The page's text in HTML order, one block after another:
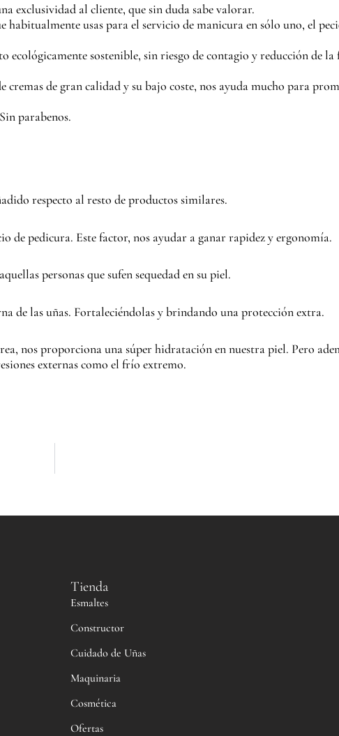
exclusividad al cliente, que sin duda sabe valorar.
usas para el servicio de manicura en sólo uno, el
sostenible, sin riesgo de contagio y reducción de
cremas de gran calidad y su bajo coste, nos ayuda mucho para
parabenos.
respecto al resto de productos similares.
de pedicura. Este factor, nos ayudar a ganar rapidez y ergonomía.
personas que sufen sequedad en su piel.
de las uñas. Fortaleciéndolas y brindando una protección extra.
nos proporciona una súper hidratación en nuestra piel. Pero
externas como el frío extremo.
Tienda
Esmaltes
Constructor
Cuidado de Uñas
Maquinaria
Cosmética
Ofertas